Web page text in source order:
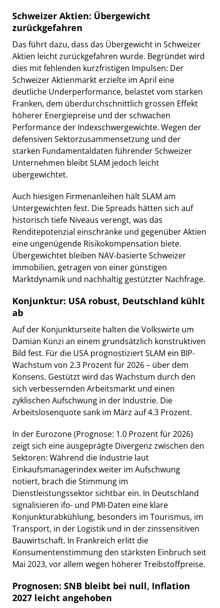
Schweizer Aktien: Übergewicht
zurückgefahren
Das führt dazu, dass das Übergewicht in Schweizer
Aktien leicht zurückgefahren wurde. Begründet wird
dies mit fehlenden kurzfristigen Impulsen: Der
Schweizer Aktienmarkt erzielte im April eine
deutliche Underperformance, belastet vom starken
Franken, dem überdurchschnittlich grossen Effekt
höherer Energiepreise und der schwachen
Performance der Indexschwergewichte. Wegen der
defensiven Sektorzusammensetzung und der
starken Fundamentaldaten führender Schweizer
Unternehmen bleibt SLAM jedoch leicht
übergewichtet.
Auch hiesigen Firmenanleihen hält SLAM am
Untergewichten fest. Die Spreads hätten sich auf
historisch tiefe Niveaus verengt, was das
Renditepotenzial einschränke und gegenüber Aktien
eine ungenügende Risikokompensation biete.
Übergewichtet bleiben NAV-basierte Schweizer
Immobilien, getragen von einer günstigen
Marktdynamik und nachhaltig gestützter Nachfrage.
Konjunktur: USA robust, Deutschland kühlt
ab
Auf der Konjunkturseite halten die Volkswirte um
Damian Künzi an einem grundsätzlich konstruktiven
Bild fest. Für die USA prognostiziert SLAM ein BIP-
Wachstum von 2.3 Prozent für 2026 – über dem
Konsens. Gestützt wird das Wachstum durch den
sich verbessernden Arbeitsmarkt und einen
zyklischen Aufschwung in der Industrie. Die
Arbeitslosenquote sank im März auf 4.3 Prozent.
In der Eurozone (Prognose: 1.0 Prozent für 2026)
zeigt sich eine ausgeprägte Divergenz zwischen den
Sektoren: Während die Industrie laut
Einkaufsmanagerindex weiter im Aufschwung
notiert, brach die Stimmung im
Dienstleistungssektor sichtbar ein. In Deutschland
signalisieren ifo- und PMI-Daten eine klare
Konjunkturabkühlung, besonders im Tourismus, im
Transport, in der Logistik und in der zinssensitiven
Bauwirtschaft. In Frankreich erlitt die
Konsumentenstimmung den stärksten Einbruch seit
Mai 2023, vor allem wegen höherer Treibstoffpreise.
Prognosen: SNB bleibt bei null, Inflation
2027 leicht angehoben